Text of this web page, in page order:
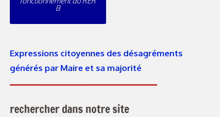
B
Expressions citoyennes des désagréments
générés par Maire et sa majorité
rechercher dans notre site